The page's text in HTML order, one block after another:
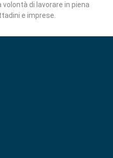
di lavorare in piena
e imprese.